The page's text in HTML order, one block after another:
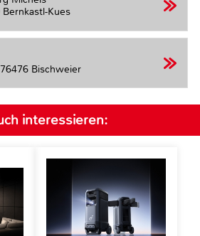
Bernkastl-Kues
76476 Bischweier
interessieren: